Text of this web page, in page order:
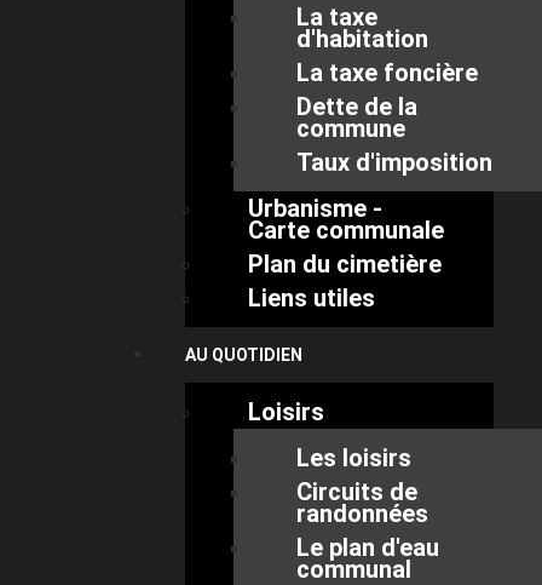
La taxe
d'habitation
La taxe foncière
Dette de la
commune
Taux d'imposition
Urbanisme -
Carte communale
Plan du cimetière
Liens utiles
AU QUOTIDIEN
Loisirs
Les loisirs
Circuits de
randonnées
Le plan d'eau
communal